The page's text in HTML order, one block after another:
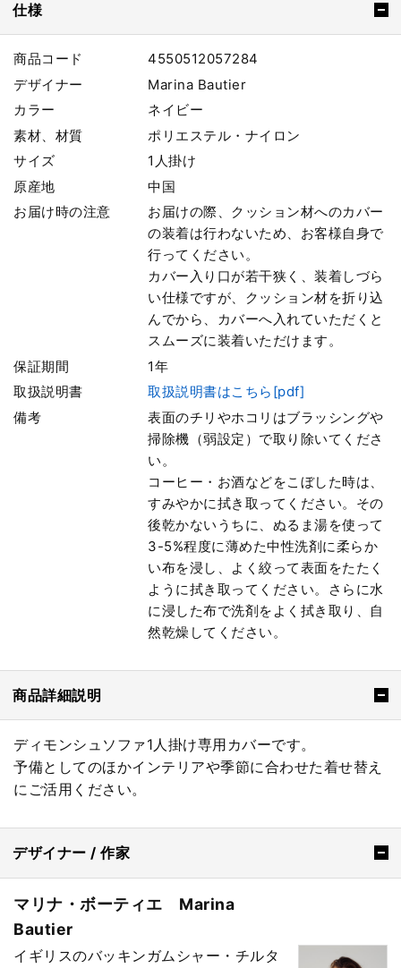
仕様
商品コード
4550512057284
デザイナー
Marina Bautier
カラー
ネイビー
素材、材質
ポリエステル・ナイロン
サイズ
1人掛け
原産地
中国
お届け時の注意
お届けの際、クッション材へのカバー
の装着は行わないため、お客様自身で
行ってください。
カバー入り口が若干狭く、装着しづら
い仕様ですが、クッション材を折り込
んでから、カバーへ入れていただくと
スムーズに装着いただけます。
保証期間
1年
取扱説明書
取扱説明書はこちら[pdf]
備考
表面のチリやホコリはブラッシングや
掃除機（弱設定）で取り除いてくださ
い。
コーヒー・お酒などをこぼした時は、
すみやかに拭き取ってください。その
後乾かないうちに、ぬるま湯を使って
3-5%程度に薄めた中性洗剤に柔らか
い布を浸し、よく絞って表面をたたく
ように拭き取ってください。さらに水
に浸した布で洗剤をよく拭き取り、自
然乾燥してください。
商品詳細説明
ディモンシュソファ1人掛け専用カバーです。
予備としてのほかインテリアや季節に合わせた着せ替え
にご活用ください。
デザイナー / 作家
マリナ・ボーティエ Marina
Bautier
イギリスのバッキンガムシャー・チルタ